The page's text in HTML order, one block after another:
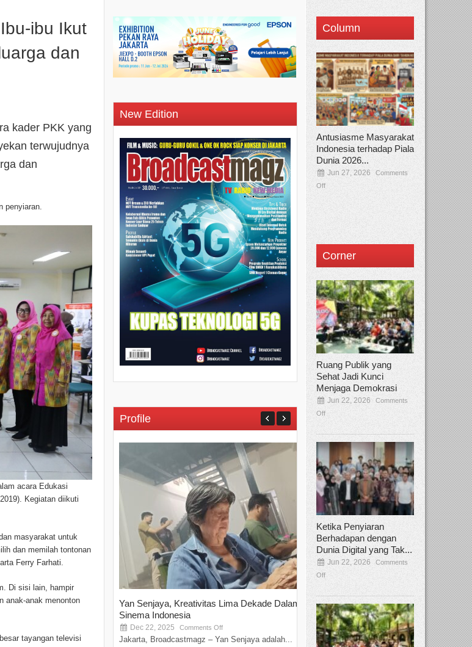
ibu Ikut
dan
kader PKK yang
terwujudnya
dan
penyiaran.
acara Edukasi
Kegiatan diikuti
masyarakat untuk
dan memilah tontonan
Ferry Farhati.
Di sisi lain, hampir
anak-anak menonton
tayangan televisi
New Edition
Profile
Yan Senjaya, Kreativitas Lima Dekade Dalam
Sinema Indonesia
Dec 22, 2025 Comments Off
Jakarta, Broadcastmagz – Yan Senjaya adalah...
Tamee Irelly Menjadi Juri Open
Film Terbaru...
Sep 08, 2025 Comments Off
Bekasi, Broadcastmagz – Dalam upaya
Column
Antusiasme Masyarakat
Indonesia terhadap Piala
Dunia 2026...
Jun 27, 2026
Comments
Off
Corner
Ruang Publik yang
Sehat Jadi Kunci
Menjaga Demokrasi
Jun 22, 2026
Comments
Off
Ketika Penyiaran
Berhadapan dengan
Dunia Digital yang Tak...
Jun 22, 2026
Comments
Off